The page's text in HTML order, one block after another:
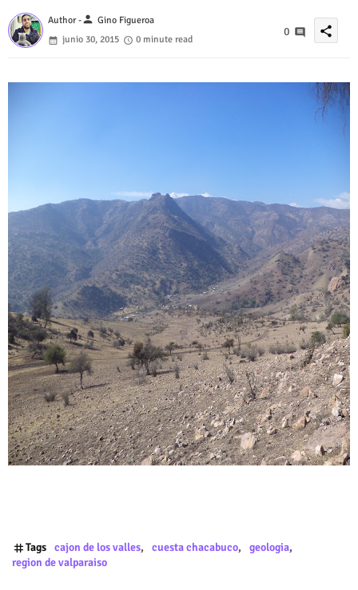
Author -person Gino Figueroa
junio 30, 2015
0 minute read
0 share
Tags cajon de los valles cuesta chacabuco
geologia
region de valparaiso